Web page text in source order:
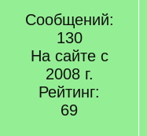
Сообщений:
130
На сайте с
2008 г.
Рейтинг:
69